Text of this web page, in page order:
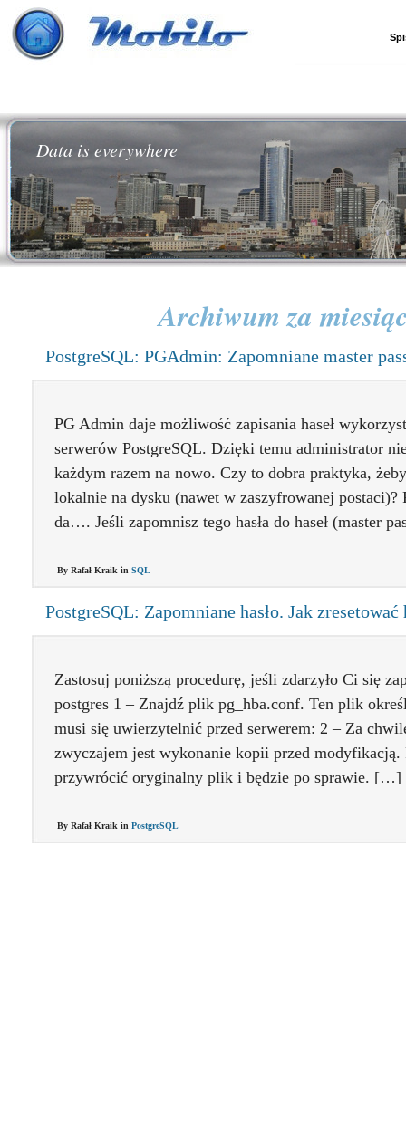
Data is everywhere
Archiwum za
PostgreSQL: PGAdmin: Zapomniane master
PG Admin daje możliwość zapisania haseł
serwerów PostgreSQL. Dzięki temu administrator
każdym razem na nowo. Czy to dobra praktyka,
lokalnie na dysku (nawet w zaszyfrowanej postaci)?
da…. Jeśli zapomnisz tego hasła do haseł (master
By Rafał Kraik in SQL
PostgreSQL: Zapomniane hasło. Jak zresetować
Zastosuj poniższą procedurę, jeśli zdarzyło Ci się
postgres 1 – Znajdź plik pg_hba.conf. Ten plik
musi się uwierzytelnić przed serwerem: 2 – Za
zwyczajem jest wykonanie kopii przed modyfikacją.
przywrócić oryginalny plik i będzie po sprawie. […]
By Rafał Kraik in PostgreSQL